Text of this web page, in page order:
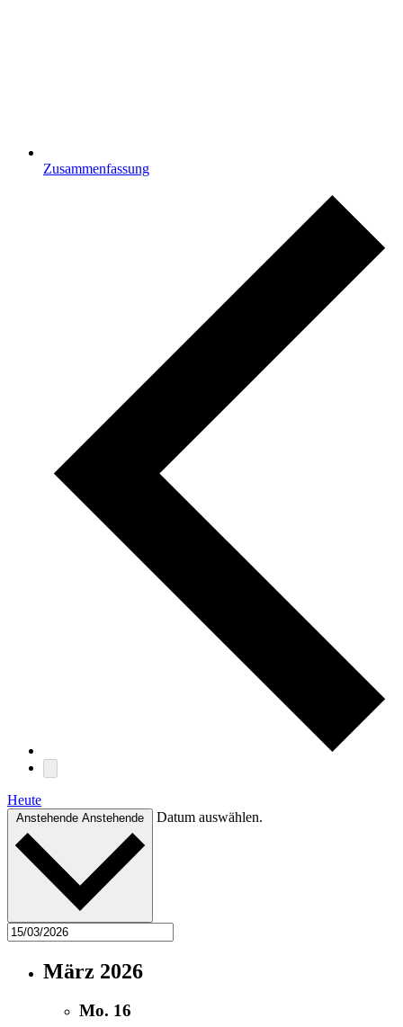
Zusammenfassung
Heute
Anstehende Anstehende Datum auswählen.
März 2026
Mo. 16